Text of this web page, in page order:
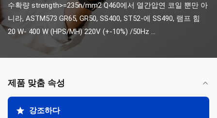
수확량 strength>=235n/mm2 Q460에서 열간압연 코일 뿐만 아
니라, ASTM573 GR65, GR50, SS400, ST52-에 SS490, 램프 힘
20 W- 400 W (HPS/MH) 220V (+-10%) /50Hz ...
제품 맞춤 속성
강조하다